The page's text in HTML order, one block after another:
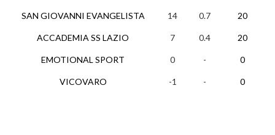
SAN GIOVANNI EVANGELISTA
ACCADEMIA SS LAZIO
EMOTIONAL SPORT
VICOVARO
14 0.7 20
7 0.4 20
0 - 0
-1 - 0